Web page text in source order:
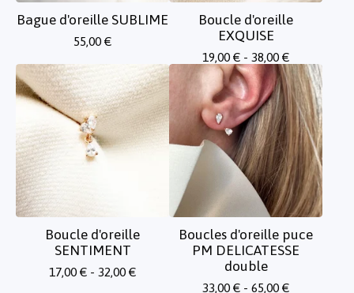
Bague d'oreille SUBLIME
55,00 €
Boucle d'oreille
EXQUISE
19,00 € - 38,00 €
Boucle d'oreille
SENTIMENT
17,00 € - 32,00 €
Boucles d'oreille puce
PM DELICATESSE
double
33,00 € - 65,00 €